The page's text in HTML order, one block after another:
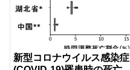
新型コロナウイルス感染症